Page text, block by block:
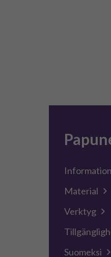
Information
Material
Verktyg
Suomeksi